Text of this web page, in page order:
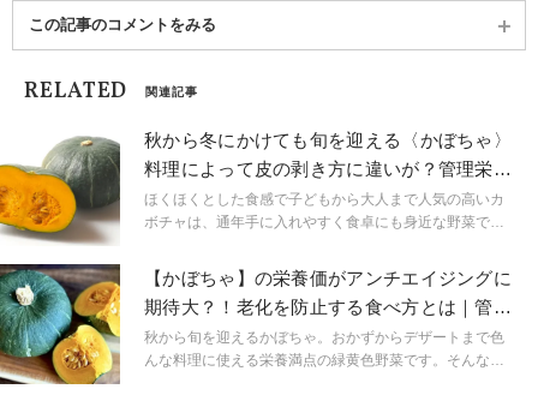
この記事のコメントをみる
RELATED 関連記事
秋から冬にかけても旬を迎える〈かぼちゃ〉
料理によって皮の剥き方に違いが？管理栄養
士が教える下処理
ほくほくとした食感で子どもから大人まで人気の高いカ
ボチャは、通年手に入れやすく食卓にも身近な野菜で
いてご紹介いたします。
【かぼちゃ】の栄養価がアンチエイジングに
期待大？！老化を防止する食べ方とは｜管理
栄養士が解説
秋から旬を迎えるかぼちゃ。おかずからデザートまで色
んな料理に使える栄養満点の緑黄色野菜です。そんなか